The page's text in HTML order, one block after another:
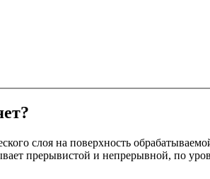
слоя на поверхность
прерывистой и непрерывной, по